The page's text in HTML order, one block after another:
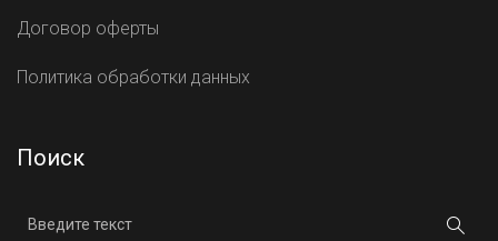
Договор оферты
Политика обработки данных
Поиск